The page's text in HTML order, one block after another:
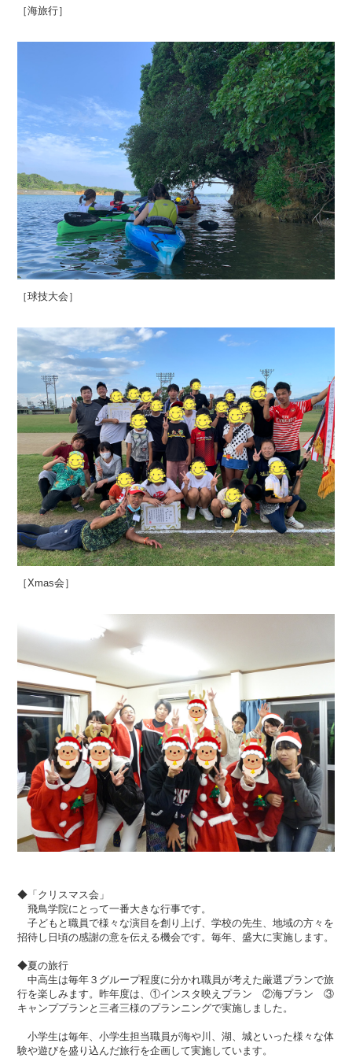
［海旅行］
［球技大会］
［Xmas会］
◆「クリスマス会」
飛鳥学院にとって一番大きな行事です。
子どもと職員で様々な演目を創り上げ、学校の先生、地域の方々を
招待し日頃の感謝の意を伝える機会です。毎年、盛大に実施します。
◆夏の旅行
中高生は毎年３グループ程度に分かれ職員が考えた厳選プランで旅
行を楽しみます。昨年度は、①インスタ映えプラン ②海プラン ③
キャンププランと三者三様のプランニングで実施しました。
小学生は毎年、小学生担当職員が海や川、湖、城といった様々な体
験や遊びを盛り込んだ旅行を企画して実施しています。